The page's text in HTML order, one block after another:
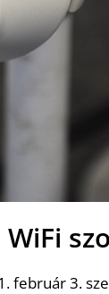
február 3.